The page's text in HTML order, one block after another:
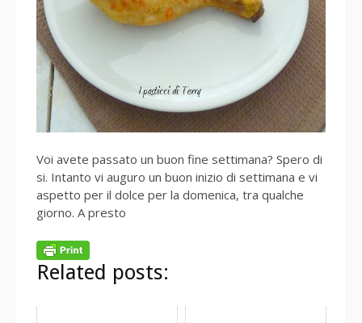
Voi avete passato un buon fine settimana? Spero di
si. Intanto vi auguro un buon inizio di settimana e vi
aspetto per il dolce per la domenica, tra qualche
giorno. A presto
Related posts: